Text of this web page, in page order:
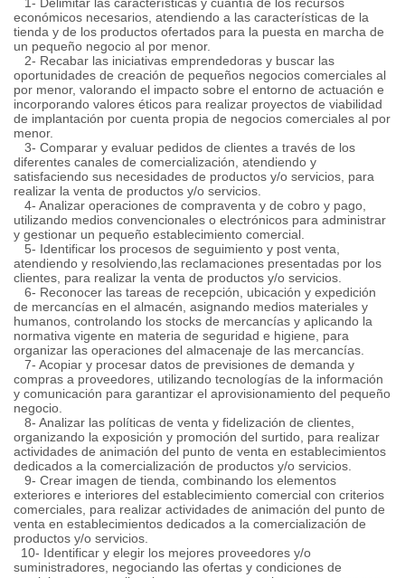
económicos necesarios, atendiendo a las características de la
tienda y de los productos ofertados para la puesta en marcha de
un pequeño negocio al por menor.
2- Recabar las iniciativas emprendedoras y buscar las
oportunidades de creación de pequeños negocios comerciales al
por menor, valorando el impacto sobre el entorno de actuación e
incorporando valores éticos para realizar proyectos de viabilidad
de implantación por cuenta propia de negocios comerciales al por
menor.
3- Comparar y evaluar pedidos de clientes a través de los
diferentes canales de comercialización, atendiendo y
satisfaciendo sus necesidades de productos y/o servicios, para
realizar la venta de productos y/o servicios.
4- Analizar operaciones de compraventa y de cobro y pago,
utilizando medios convencionales o electrónicos para administrar
y gestionar un pequeño establecimiento comercial.
5- Identificar los procesos de seguimiento y post venta,
atendiendo y resolviendo,las reclamaciones presentadas por los
clientes, para realizar la venta de productos y/o servicios.
6- Reconocer las tareas de recepción, ubicación y expedición
de mercancías en el almacén, asignando medios materiales y
humanos, controlando los stocks de mercancías y aplicando la
normativa vigente en materia de seguridad e higiene, para
organizar las operaciones del almacenaje de las mercancías.
7- Acopiar y procesar datos de previsiones de demanda y
compras a proveedores, utilizando tecnologías de la información
y comunicación para garantizar el aprovisionamiento del pequeño
negocio.
8- Analizar las políticas de venta y fidelización de clientes,
organizando la exposición y promoción del surtido, para realizar
actividades de animación del punto de venta en establecimientos
dedicados a la comercialización de productos y/o servicios.
9- Crear imagen de tienda, combinando los elementos
exteriores e interiores del establecimiento comercial con criterios
comerciales, para realizar actividades de animación del punto de
venta en establecimientos dedicados a la comercialización de
productos y/o servicios.
10- Identificar y elegir los mejores proveedores y/o
suministradores, negociando las ofertas y condiciones de